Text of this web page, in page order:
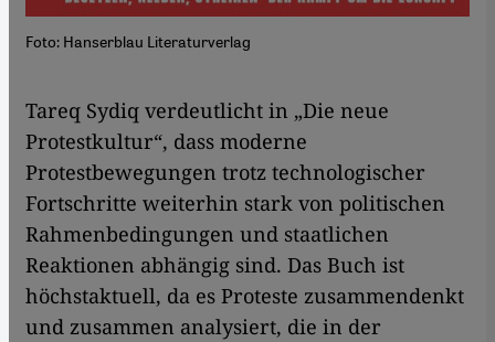
Foto: Hanserblau Literaturverlag
Tareq Sydiq verdeutlicht in „Die neue
Protestkultur“, dass moderne
Protestbewegungen trotz technologischer
Fortschritte weiterhin stark von politischen
Rahmenbedingungen und staatlichen
Reaktionen abhängig sind. Das Buch ist
höchstaktuell, da es Proteste zusammendenkt
und zusammen analysiert, die in der